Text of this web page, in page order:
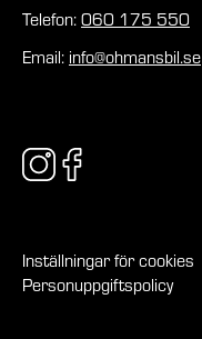
Telefon: 060 175 550
Email: info@ohmansbil.se
Inställningar för cookies
Personuppgiftspolicy